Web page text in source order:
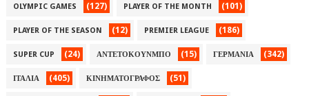
OLYMPIC GAMES (127) PLAYER OF THE MONTH (101)
PLAYER OF THE SEASON (12) PREMIER LEAGUE (186)
SUPER CUP (24) ΑΝΤΕΤΟΚΟΥΝΜΠΟ (15) ΓΕΡΜΑΝΙΑ (342)
ΙΤΑΛΙΑ (405) ΚΙΝΗΜΑΤΟΓΡΑΦΟΣ (51)